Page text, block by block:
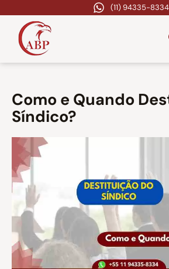
(11) 94335-8334
Como e Quando
Síndico?